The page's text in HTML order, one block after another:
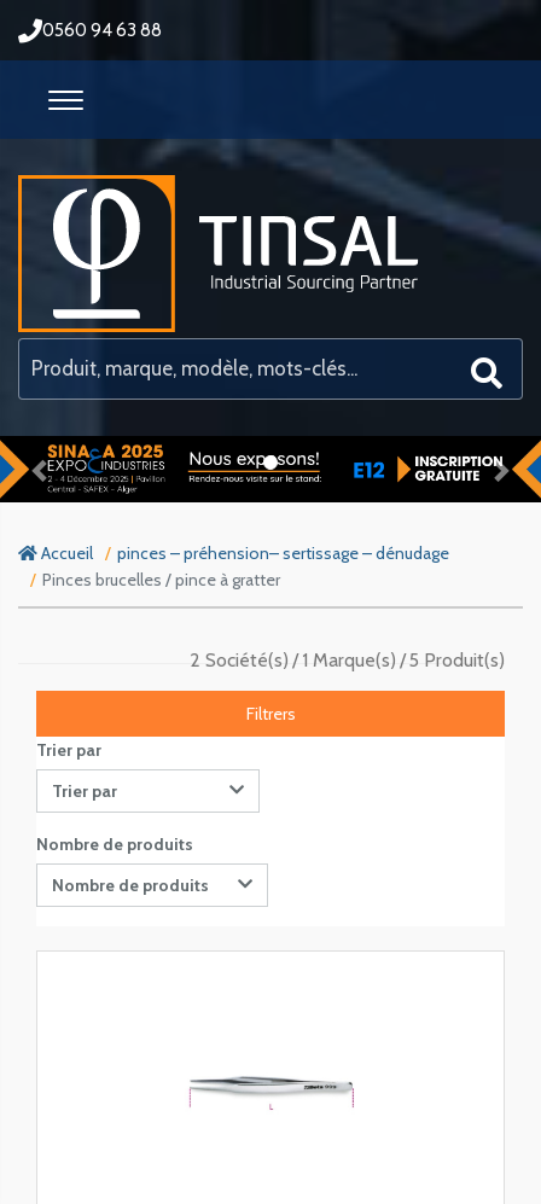
0560 94 63 88
Previous
Accueil
pinces – préhension– sertissage – dénudage
Pinces brucelles / pince à gratter
5 Produit(s)
1 Marque(s)
2 Société(s)
Filtrers
Trier par
Trier par
Nombre de produits
Nombre de produits